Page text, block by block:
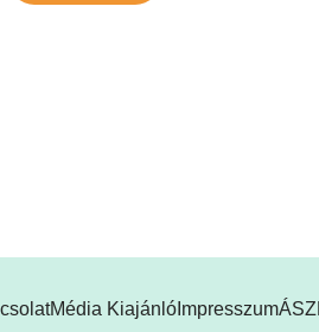
Média KiajánlóImpresszum